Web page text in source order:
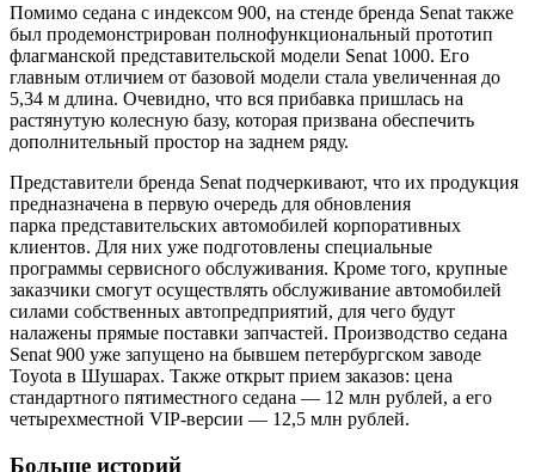
Помимо седана с индексом 900, на стенде бренда Senat также
был продемонстрирован полнофункциональный прототип
флагманской представительской модели Senat 1000. Его
главным отличием от базовой модели стала увеличенная до
5,34 м длина. Очевидно, что вся прибавка пришлась на
растянутую колесную базу, которая призвана обеспечить
дополнительный простор на заднем ряду.
Представители бренда Senat подчеркивают, что их продукция
предназначена в первую очередь для обновления
парка представительских автомобилей корпоративных
клиентов. Для них уже подготовлены специальные
программы сервисного обслуживания. Кроме того, крупные
заказчики смогут осуществлять обслуживание автомобилей
силами собственных автопредприятий, для чего будут
налажены прямые поставки запчастей. Производство седана
Senat 900 уже запущено на бывшем петербургском заводе
Toyota в Шушарах. Также открыт прием заказов: цена
стандартного пятиместного седана — 12 млн рублей, а его
четырехместной VIP-версии — 12,5 млн рублей.
Больше историй